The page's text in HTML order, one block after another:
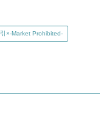
×-Market Prohibited-